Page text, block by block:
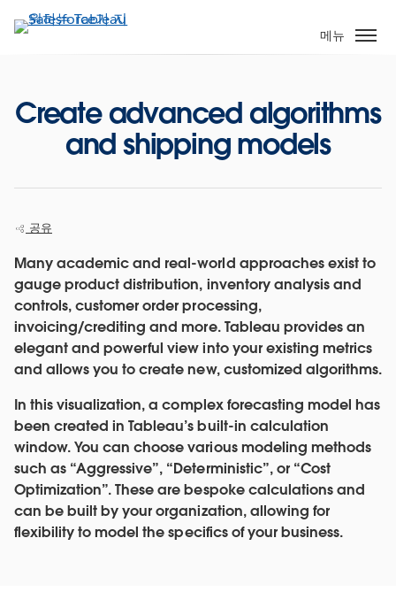
요
메뉴
Create advanced algorithms
and shipping models
공유
Many academic and real-world approaches exist to
gauge product distribution, inventory analysis and
controls, customer order processing,
invoicing/crediting and more. Tableau provides an
elegant and powerful view into your existing metrics
and allows you to create new, customized algorithms.
In this visualization, a complex forecasting model has
been created in Tableau’s built-in calculation
window. You can choose various modeling methods
such as “Aggressive”, “Deterministic”, or “Cost
Optimization”. These are bespoke calculations and
can be built by your organization, allowing for
flexibility to model the specifics of your business.